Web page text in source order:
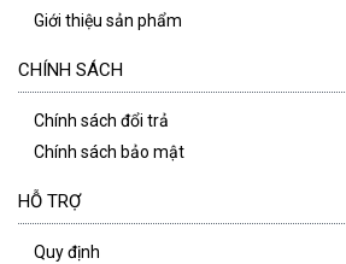
Giới thiệu sản phẩm
CHÍNH SÁCH
Chính sách đổi trả
Chính sách bảo mật
HỖ TRỢ
Quy định